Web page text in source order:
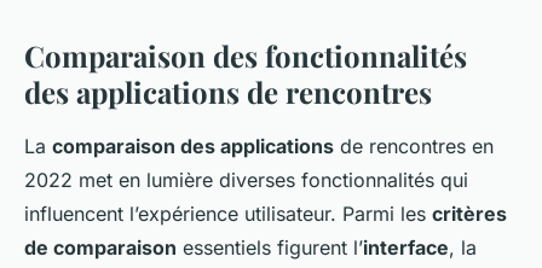
Comparaison des fonctionnalités
des applications de rencontres
La comparaison des applications de rencontres en
2022 met en lumière diverses fonctionnalités qui
influencent l’expérience utilisateur. Parmi les critères
de comparaison essentiels figurent l’interface, la